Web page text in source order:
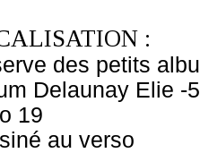
:
des petits
Delaunay Elie -
19
au verso